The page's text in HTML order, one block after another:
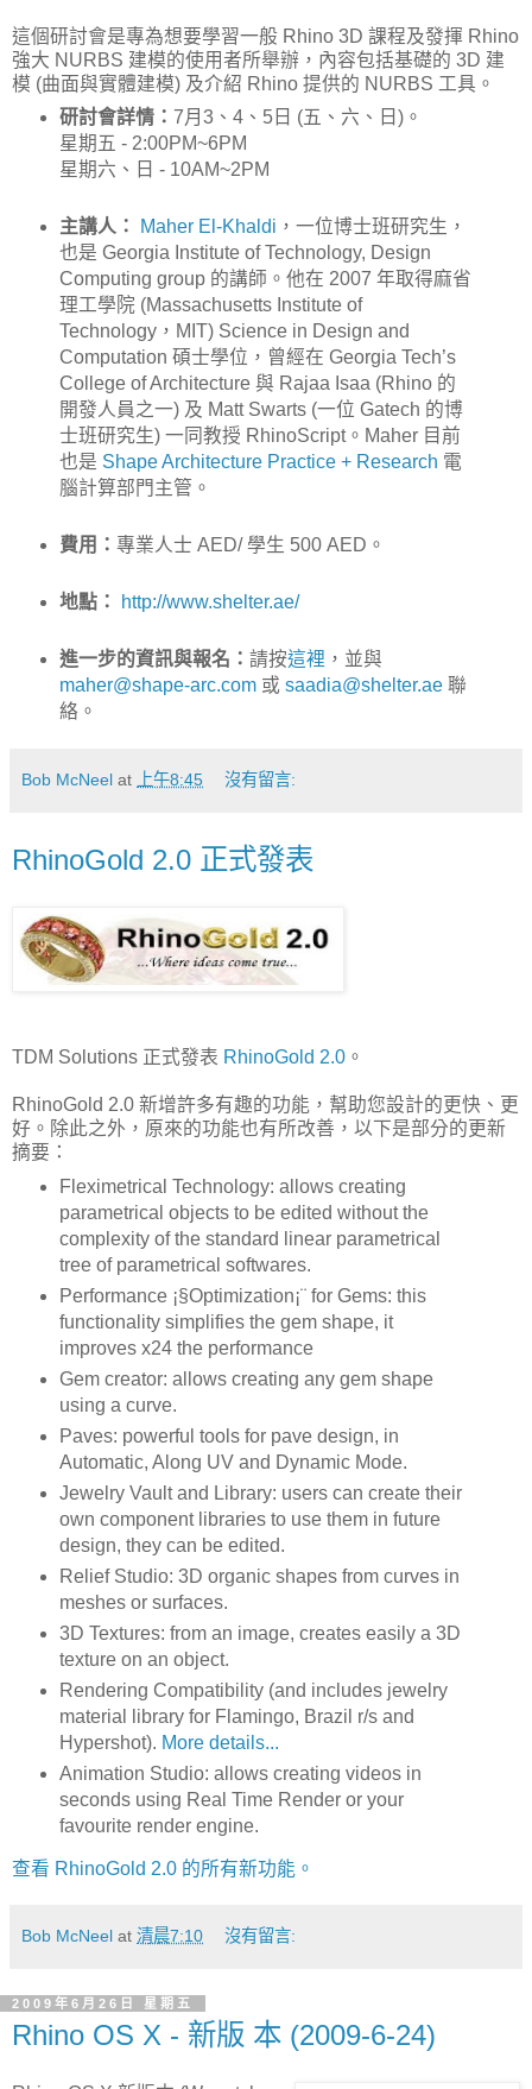
這個研討會是專為想要學習一般 Rhino 3D 課程及發揮 Rhino
強大 NURBS 建模的使用者所舉辦，內容包括基礎的 3D 建
模 (曲面與實體建模) 及介紹 Rhino 提供的 NURBS 工具。
研討會詳情： 7月3、4、5日 (五、六、日)。
星期五 - 2:00PM~6PM
星期六、日 - 10AM~2PM
主講人： Maher El-Khaldi ，一位博士班研究生，
也是 Georgia Institute of Technology, Design
Computing group 的講師。他在 2007 年取得麻省
理工學院 (Massachusetts Institute of
Technology，MIT) Science in Design and
Computation 碩士學位，曾經在 Georgia Tech’s
College of Architecture 與 Rajaa Isaa (Rhino 的
開發人員之一) 及 Matt Swarts (一位 Gatech 的博
士班研究生) 一同教授 RhinoScript。Maher 目前
也是 Shape Architecture Practice + Research 電
腦計算部門主管。
費用： 專業人士 AED/ 學生 500 AED。
地點： http://www.shelter.ae/
進一步的資訊與報名： 請按這裡 ，並與
maher@shape-arc.com或 saadia@shelter.ae聯
絡。
Bob McNeel at 上午8:45 沒有留言:
RhinoGold 2.0 正式發表
TDM Solutions 正式發表 RhinoGold 2.0 。
RhinoGold 2.0 新增許多有趣的功能，幫助您設計的更快、更
好。除此之外，原來的功能也有所改善，以下是部分的更新
摘要：
Fleximetrical Technology: allows creating
parametrical objects to be edited without the
complexity of the standard linear parametrical
tree of parametrical softwares.
Performance ¡§Optimization¡¨ for Gems: this
functionality simplifies the gem shape, it
improves x24 the performance
Gem creator: allows creating any gem shape
using a curve.
Paves: powerful tools for pave design, in
Automatic, Along UV and Dynamic Mode.
Jewelry Vault and Library: users can create their
own component libraries to use them in future
design, they can be edited.
Relief Studio: 3D organic shapes from curves in
meshes or surfaces.
3D Textures: from an image, creates easily a 3D
texture on an object.
Rendering Compatibility (and includes jewelry
material library for Flamingo, Brazil r/s and
Hypershot). More details...
Animation Studio: allows creating videos in
seconds using Real Time Render or your
favourite render engine.
查看 RhinoGold 2.0 的所有新功能。
Bob McNeel at 清晨7:10 沒有留言:
2009年6月26日 星期五
Rhino OS X - 新版 本 (2009-6-24)